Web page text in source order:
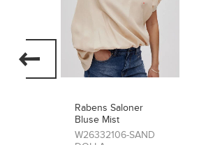
Rabens Saloner Top
Sinem
W26308115-FRENCH